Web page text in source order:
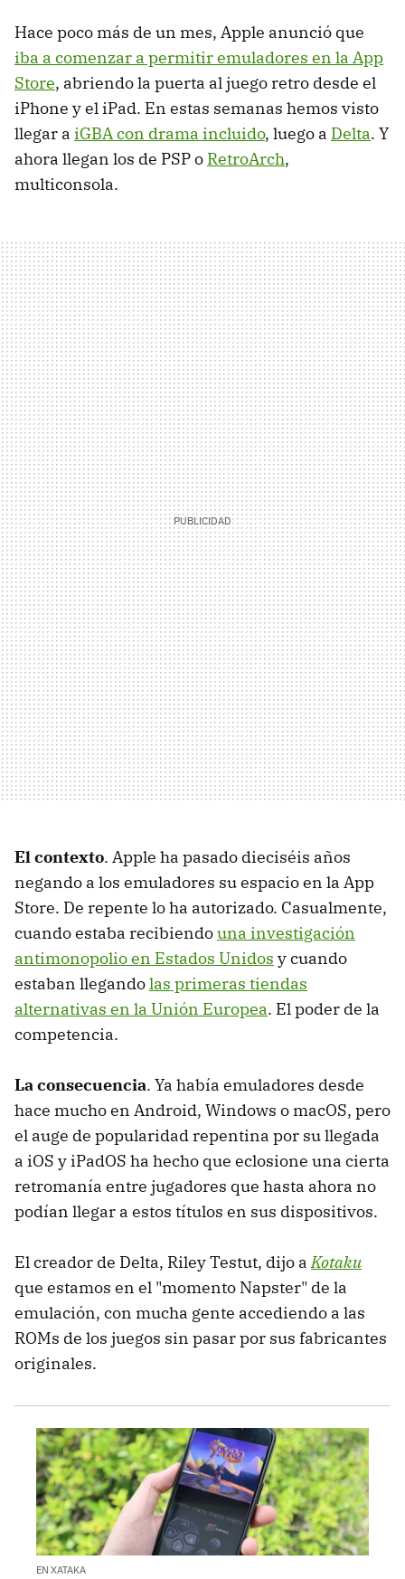
Hace poco más de un mes, Apple anunció que
iba a comenzar a permitir emuladores en la App
Store, abriendo la puerta al juego retro desde el
iPhone y el iPad. En estas semanas hemos visto
llegar a iGBA con drama incluido, luego a Delta. Y
ahora llegan los de PSP o RetroArch,
multiconsola.
El contexto. Apple ha pasado dieciséis años
negando a los emuladores su espacio en la App
Store. De repente lo ha autorizado. Casualmente,
cuando estaba recibiendouna investigación
antimonopolio en Estados Unidos y cuando
estaban llegandolas primeras tiendas
alternativas en la Unión Europea. El poder de la
competencia.
La consecuencia. Ya había emuladores desde
hace mucho en Android, Windows o macOS, pero
el auge de popularidad repentina por su llegada
a iOS y iPadOS ha hecho que eclosione una cierta
retromanía entre jugadores que hasta ahora no
podían llegar a estos títulos en sus dispositivos.
El creador de Delta, Riley Testut, dijo aKotaku
que estamos en el "momento Napster" de la
emulación, con mucha gente accediendo a las
ROMs de los juegos sin pasar por sus fabricantes
originales.
EN XATAKA